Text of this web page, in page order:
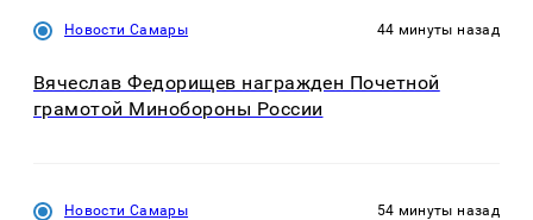
Новости Самары 44 минуты назад
Вячеслав Федорищев награжден Почетной
грамотой Минобороны России
Новости Самары 54 минуты назад